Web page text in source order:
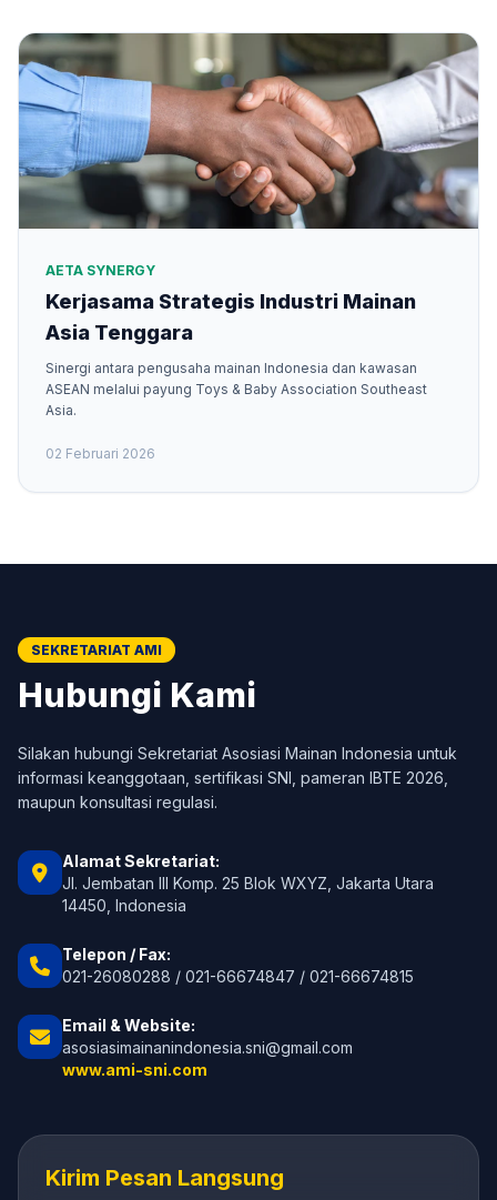
AETA SYNERGY
Kerjasama Strategis Industri Mainan
Asia Tenggara
Sinergi antara pengusaha mainan Indonesia dan kawasan
ASEAN melalui payung Toys & Baby Association Southeast
Asia.
02 Februari 2026
SEKRETARIAT AMI
Hubungi Kami
Silakan hubungi Sekretariat Asosiasi Mainan Indonesia untuk
informasi keanggotaan, sertifikasi SNI, pameran IBTE 2026,
maupun konsultasi regulasi.
Alamat Sekretariat:
Jl. Jembatan III Komp. 25 Blok WXYZ, Jakarta Utara
14450, Indonesia
Telepon / Fax:
021-26080288 / 021-66674847 / 021-66674815
Email & Website:
asosiasimainanindonesia.sni@gmail.com
www.ami-sni.com
Kirim Pesan Langsung